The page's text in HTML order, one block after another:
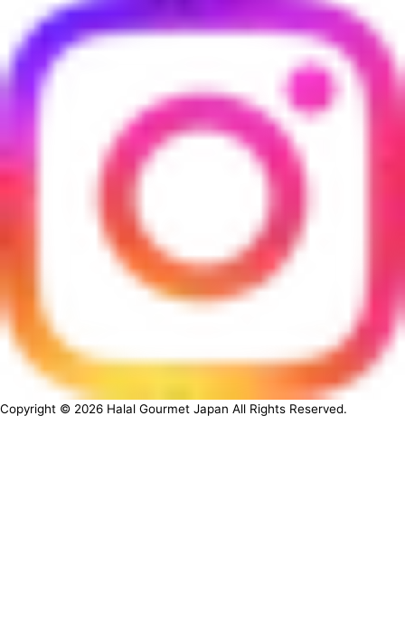
Copyright © 2026 Halal Gourmet Japan All Rights Reserved.